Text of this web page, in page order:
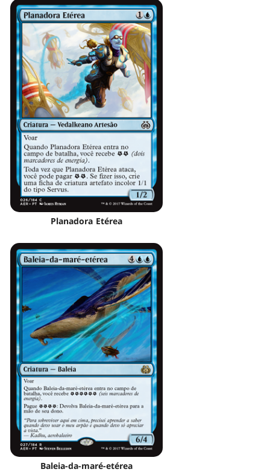
Planadora Etérea
Baleia-da-maré-etérea